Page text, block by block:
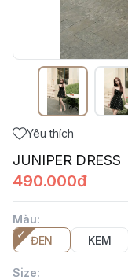
Yêu thích
JUNIPER DRESS
490.000đ
Màu:
ĐEN
KEM
Size: